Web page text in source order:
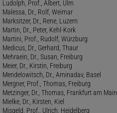
Ludolph, Prof., Albert, Ulm
Malessa, Dr., Rolf, Weimar
Marksitzer, Dr., Rene, Luzern
Martin, Dr., Peter, Kehl-Kork
Martini, Prof., Rudolf, Würzburg
Medicus, Dr., Gerhard, Thaur
Mehraein, Dr., Susan, Freiburg
Meier, Dr., Kirstin, Freiburg
Mendelowitsch, Dr., Aminadav, Basel
Mergner, Prof., Thomas, Freiburg
Metzinger, Dr., Thomas, Frankfurt am Main
Mielke, Dr., Kirsten, Kiel
Misgeld, Prof., Ulrich, Heidelberg